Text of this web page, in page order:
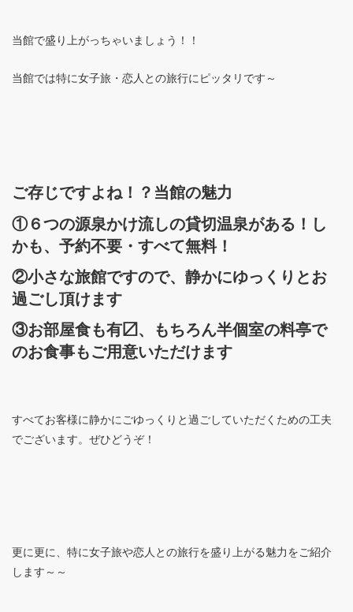
当館で盛り上がっちゃいましょう！！
当館では特に女子旅・恋人との旅行にピッタリです～
ご存じですよね！？当館の魅力
①６つの源泉かけ流しの貸切温泉がある！し
かも、予約不要・すべて無料！
②小さな旅館ですので、静かにゆっくりとお
過ごし頂けます
③お部屋食も有〼、もちろん半個室の料亭で
のお食事もご用意いただけます
すべてお客様に静かにごゆっくりと過ごしていただくための工夫
でございます。ぜひどうぞ！
更に更に、特に女子旅や恋人との旅行を盛り上がる魅力をご紹介
します～～